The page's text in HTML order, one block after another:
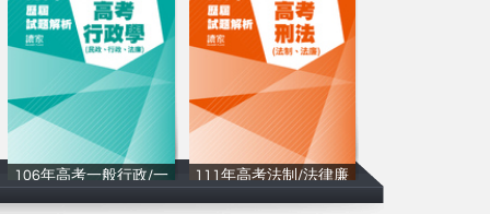
106年⾼考一般行政/一
讀家補習班
111年⾼考法制/法律廉
讀家補習班